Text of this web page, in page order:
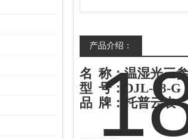
产品介绍：
名 称：温湿光三
型 号： DJL-18-G
品 牌：托普云农